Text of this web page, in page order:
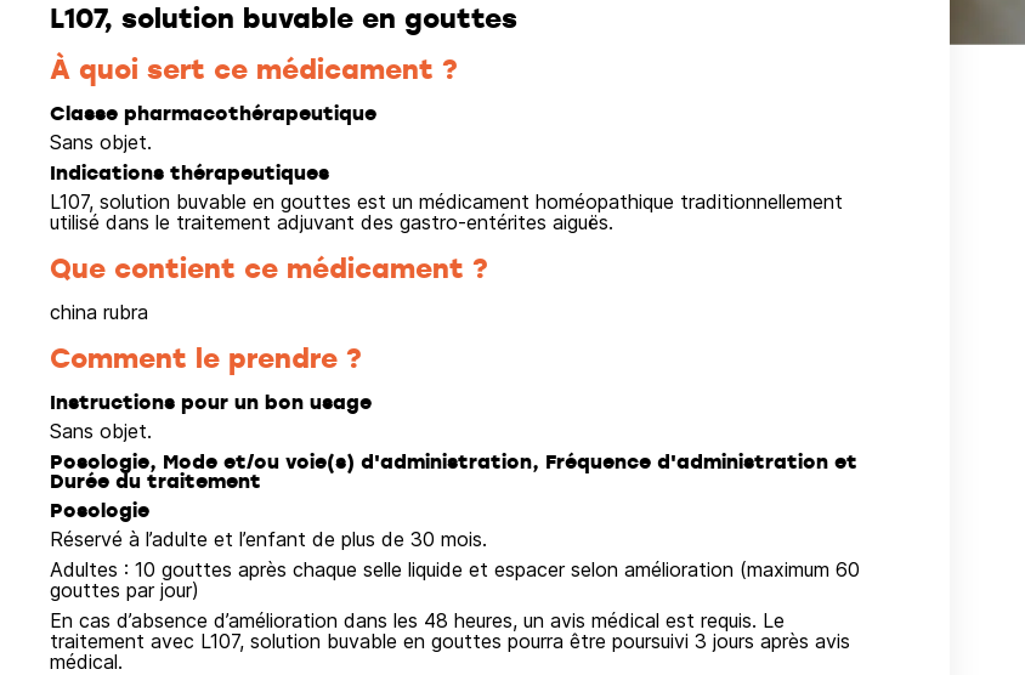
L107, solution buvable en gouttes
À quoi sert ce médicament ?
Classe pharmacothérapeutique
Sans objet.
Indications thérapeutiques
L107, solution buvable en gouttes est un médicament homéopathique traditionnellement
utilisé dans le traitement adjuvant des gastro-entérites aiguës.
Que contient ce médicament ?
china rubra
Comment le prendre ?
Instructions pour un bon usage
Sans objet.
Posologie, Mode et/ou voie(s) d'administration, Fréquence d'administration et
Durée du traitement
Posologie
Réservé à l’adulte et l’enfant de plus de 30 mois.
Adultes : 10 gouttes après chaque selle liquide et espacer selon amélioration (maximum 60
gouttes par jour)
En cas d’absence d’amélioration dans les 48 heures, un avis médical est requis. Le
traitement avec L107, solution buvable en gouttes pourra être poursuivi 3 jours après avis
médical.